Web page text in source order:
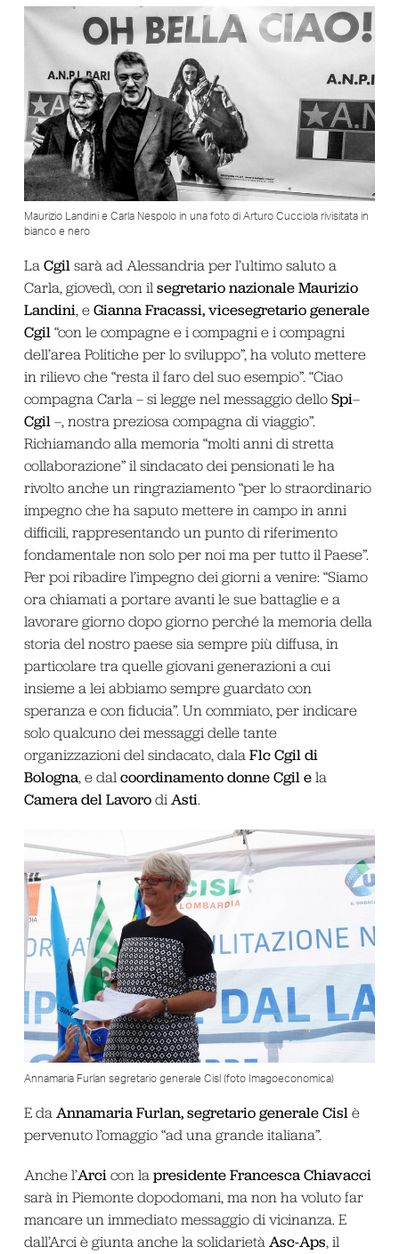
Maurizio Landini e Carla Nespolo in una foto di Arturo Cucciola rivisitata in
bianco e nero
La Cgilsarà ad Alessandria per l’ultimo saluto a
Carla, giovedì, con il segretario nazionale Maurizio
Landini, e Gianna Fracassi, vicesegretario generale
Cgil“con le compagne e i compagni e i compagni
dell’area Politiche per lo sviluppo”, ha voluto mettere
in rilievo che “resta il faro del suo esempio”. “Ciao
compagna Carla – si legge nel messaggio dello Spi–
Cgil –, nostra preziosa compagna di viaggio”.
Richiamando alla memoria “molti anni di stretta
collaborazione” il sindacato dei pensionati le ha
rivolto anche un ringraziamento “per lo straordinario
impegno che ha saputo mettere in campo in anni
difficili, rappresentando un punto di riferimento
fondamentale non solo per noi ma per tutto il Paese”.
Per poi ribadire l’impegno dei giorni a venire: “Siamo
ora chiamati a portare avanti le sue battaglie e a
lavorare giorno dopo giorno perché la memoria della
storia del nostro paese sia sempre più diffusa, in
particolare tra quelle giovani generazioni a cui
insieme a lei abbiamo sempre guardato con
speranza e con fiducia”. Un commiato, per indicare
solo qualcuno dei messaggi delle tante
organizzazioni del sindacato, dala Flc Cgil di
Bologna, e dal coordinamento donne Cgil e la
Camera del Lavorodi Asti.
Annamaria Furlan segretario generale Cisl (foto Imagoeconomica)
E da Annamaria Furlan, segretario generale Cisl è
pervenuto l’omaggio “ad una grande italiana”.
Anche l’Arcicon la presidente Francesca Chiavacci
sarà in Piemonte dopodomani, ma non ha voluto far
mancare un immediato messaggio di vicinanza. E
dall’Arci è giunta anche la solidarietà Asc-Aps, il